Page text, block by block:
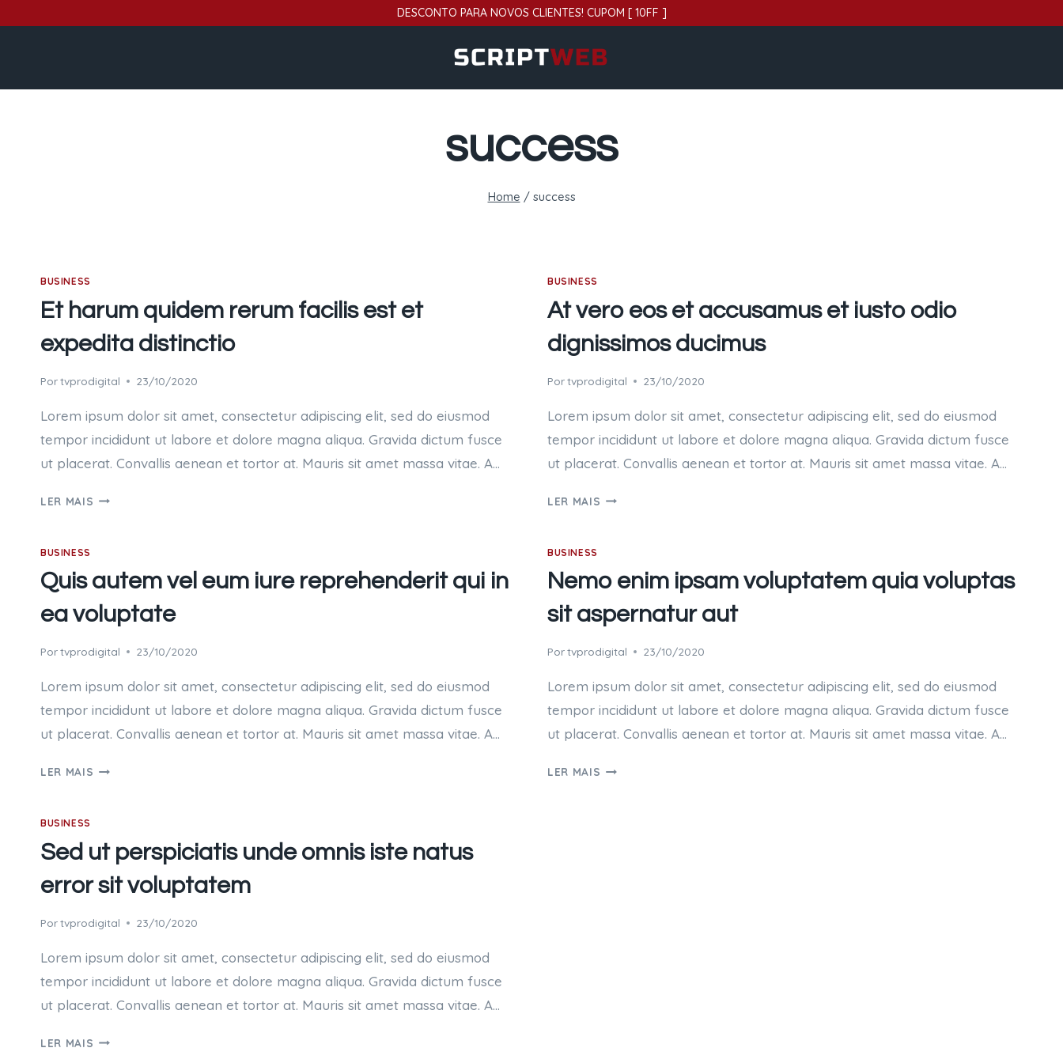
DESCONTO PARA NOVOS CLIENTES! CUPOM [ 10FF ]
success
Home / success
BUSINESS
Et harum quidem rerum facilis est et
expedita distinctio
Portvprodigital 23/10/2020
Lorem ipsum dolor sit amet, consectetur adipiscing elit, sed do eiusmod
tempor incididunt ut labore et dolore magna aliqua. Gravida dictum fusce
ut placerat. Convallis aenean et tortor at. Mauris sit amet massa vitae. A…
LER MAIS ET
FACILIS
EST
ET
EXPEDITA
DISTINCTIO
BUSINESS
At vero eos et accusamus et iusto odio
dignissimos ducimus
Portvprodigital 23/10/2020
Lorem ipsum dolor sit amet, consectetur adipiscing elit, sed do eiusmod
tempor incididunt ut labore et dolore magna aliqua. Gravida dictum fusce
ut placerat. Convallis aenean et tortor at. Mauris sit amet massa vitae. A…
LER MAIS AT
ACCUSAMUS
ET
IUSTO
ODIO
DIGNISSIMOS
BUSINESS
Quis autem vel eum iure reprehenderit qui in
ea voluptate
Portvprodigital 23/10/2020
Lorem ipsum dolor sit amet, consectetur adipiscing elit, sed do eiusmod
tempor incididunt ut labore et dolore magna aliqua. Gravida dictum fusce
ut placerat. Convallis aenean et tortor at. Mauris sit amet massa vitae. A…
LER MAIS QUIS
IURE
REPREHENDERIT
QUI
EA
BUSINESS
Nemo enim ipsam voluptatem quia voluptas
sit aspernatur aut
Portvprodigital 23/10/2020
Lorem ipsum dolor sit amet, consectetur adipiscing elit, sed do eiusmod
tempor incididunt ut labore et dolore magna aliqua. Gravida dictum fusce
ut placerat. Convallis aenean et tortor at. Mauris sit amet massa vitae. A…
LER MAIS NEMO
BUSINESS
Sed ut perspiciatis unde omnis iste natus
error sit voluptatem
Portvprodigital 23/10/2020
Lorem ipsum dolor sit amet, consectetur adipiscing elit, sed do eiusmod
tempor incididunt ut labore et dolore magna aliqua. Gravida dictum fusce
ut placerat. Convallis aenean et tortor at. Mauris sit amet massa vitae. A…
LER MAIS SED